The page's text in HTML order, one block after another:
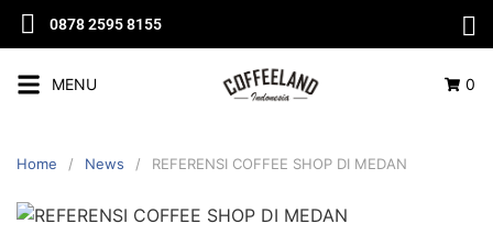
0878 2595 8155
MENU 0
Home News REFERENSI COFFEE SHOP DI MEDAN